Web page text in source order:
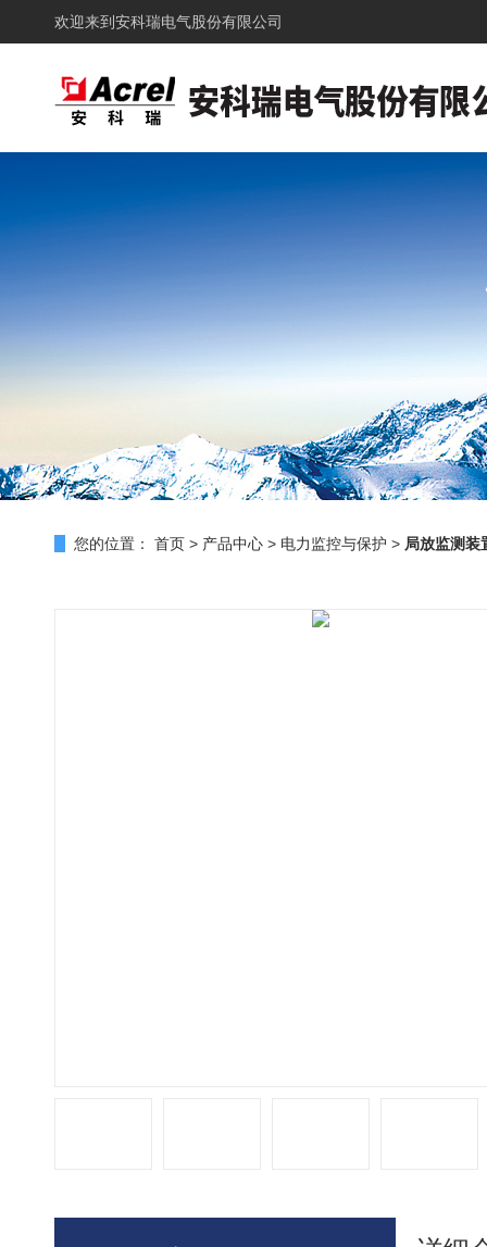
欢迎来到 安科瑞电气股份有限公司
您的位置： 首页 > 产品中心 > 电力监控与保护 > 局放监测装